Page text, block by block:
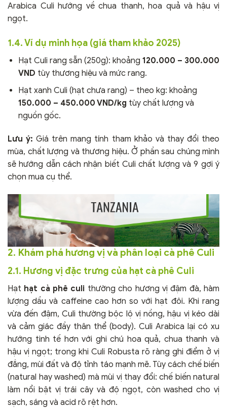
Arabica Culi hướng về chua thanh, hoa quả và hậu vị
ngọt.
1.4. Ví dụ minh họa (giá tham khảo 2025)
Hạt Culi rang sẵn (250g): khoảng 120.000 – 300.000
VND tùy thương hiệu và mức rang.
Hạt xanh Culi (hạt chưa rang) – theo kg: khoảng
150.000 – 450.000 VND/kg tùy chất lượng và
nguồn gốc.
Lưu ý: Giá trên mang tính tham khảo và thay đổi theo
mùa, chất lượng và thương hiệu. Ở phần sau chúng mình
sẽ hướng dẫn cách nhận biết Culi chất lượng và 9 gợi ý
chọn mua cụ thể.
2. Khám phá hương vị và phân loại cà phê Culi
2.1. Hương vị đặc trưng của hạt cà phê Culi
Hạt hạt cà phê culi thường cho hương vị đậm đà, hàm
lượng dầu và caffeine cao hơn so với hạt đôi. Khi rang
vừa đến đậm, Culi thường bộc lộ vị nồng, hậu vị kéo dài
và cảm giác đầy thân thể (body). Culi Arabica lại có xu
hướng tinh tế hơn với ghi chú hoa quả, chua thanh và
hậu vị ngọt; trong khi Culi Robusta rõ ràng ghi điểm ở vị
đắng, mùi đất và độ tỉnh táo mạnh mẽ. Tùy cách chế biến
(natural hay washed) mà mùi vị thay đổi: chế biến natural
làm nổi bật vị trái cây và độ ngọt, còn washed cho vị
sạch, sáng và acid rõ rệt hơn.